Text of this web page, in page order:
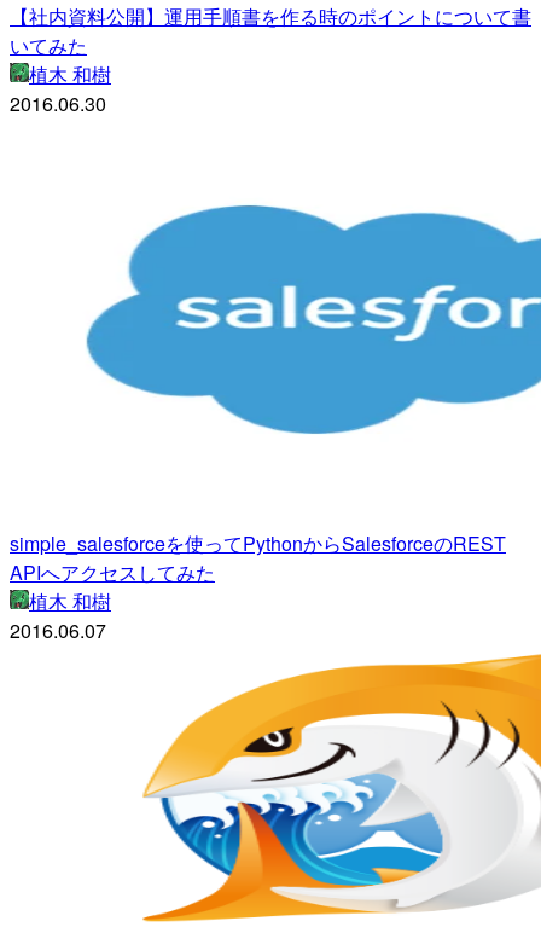
【社内資料公開】運用手順書を作る時のポイントについて書
いてみた
植木 和樹
2016.06.30
simple_salesforceを使ってPythonからSalesforceのREST
APIへアクセスしてみた
植木 和樹
2016.06.07